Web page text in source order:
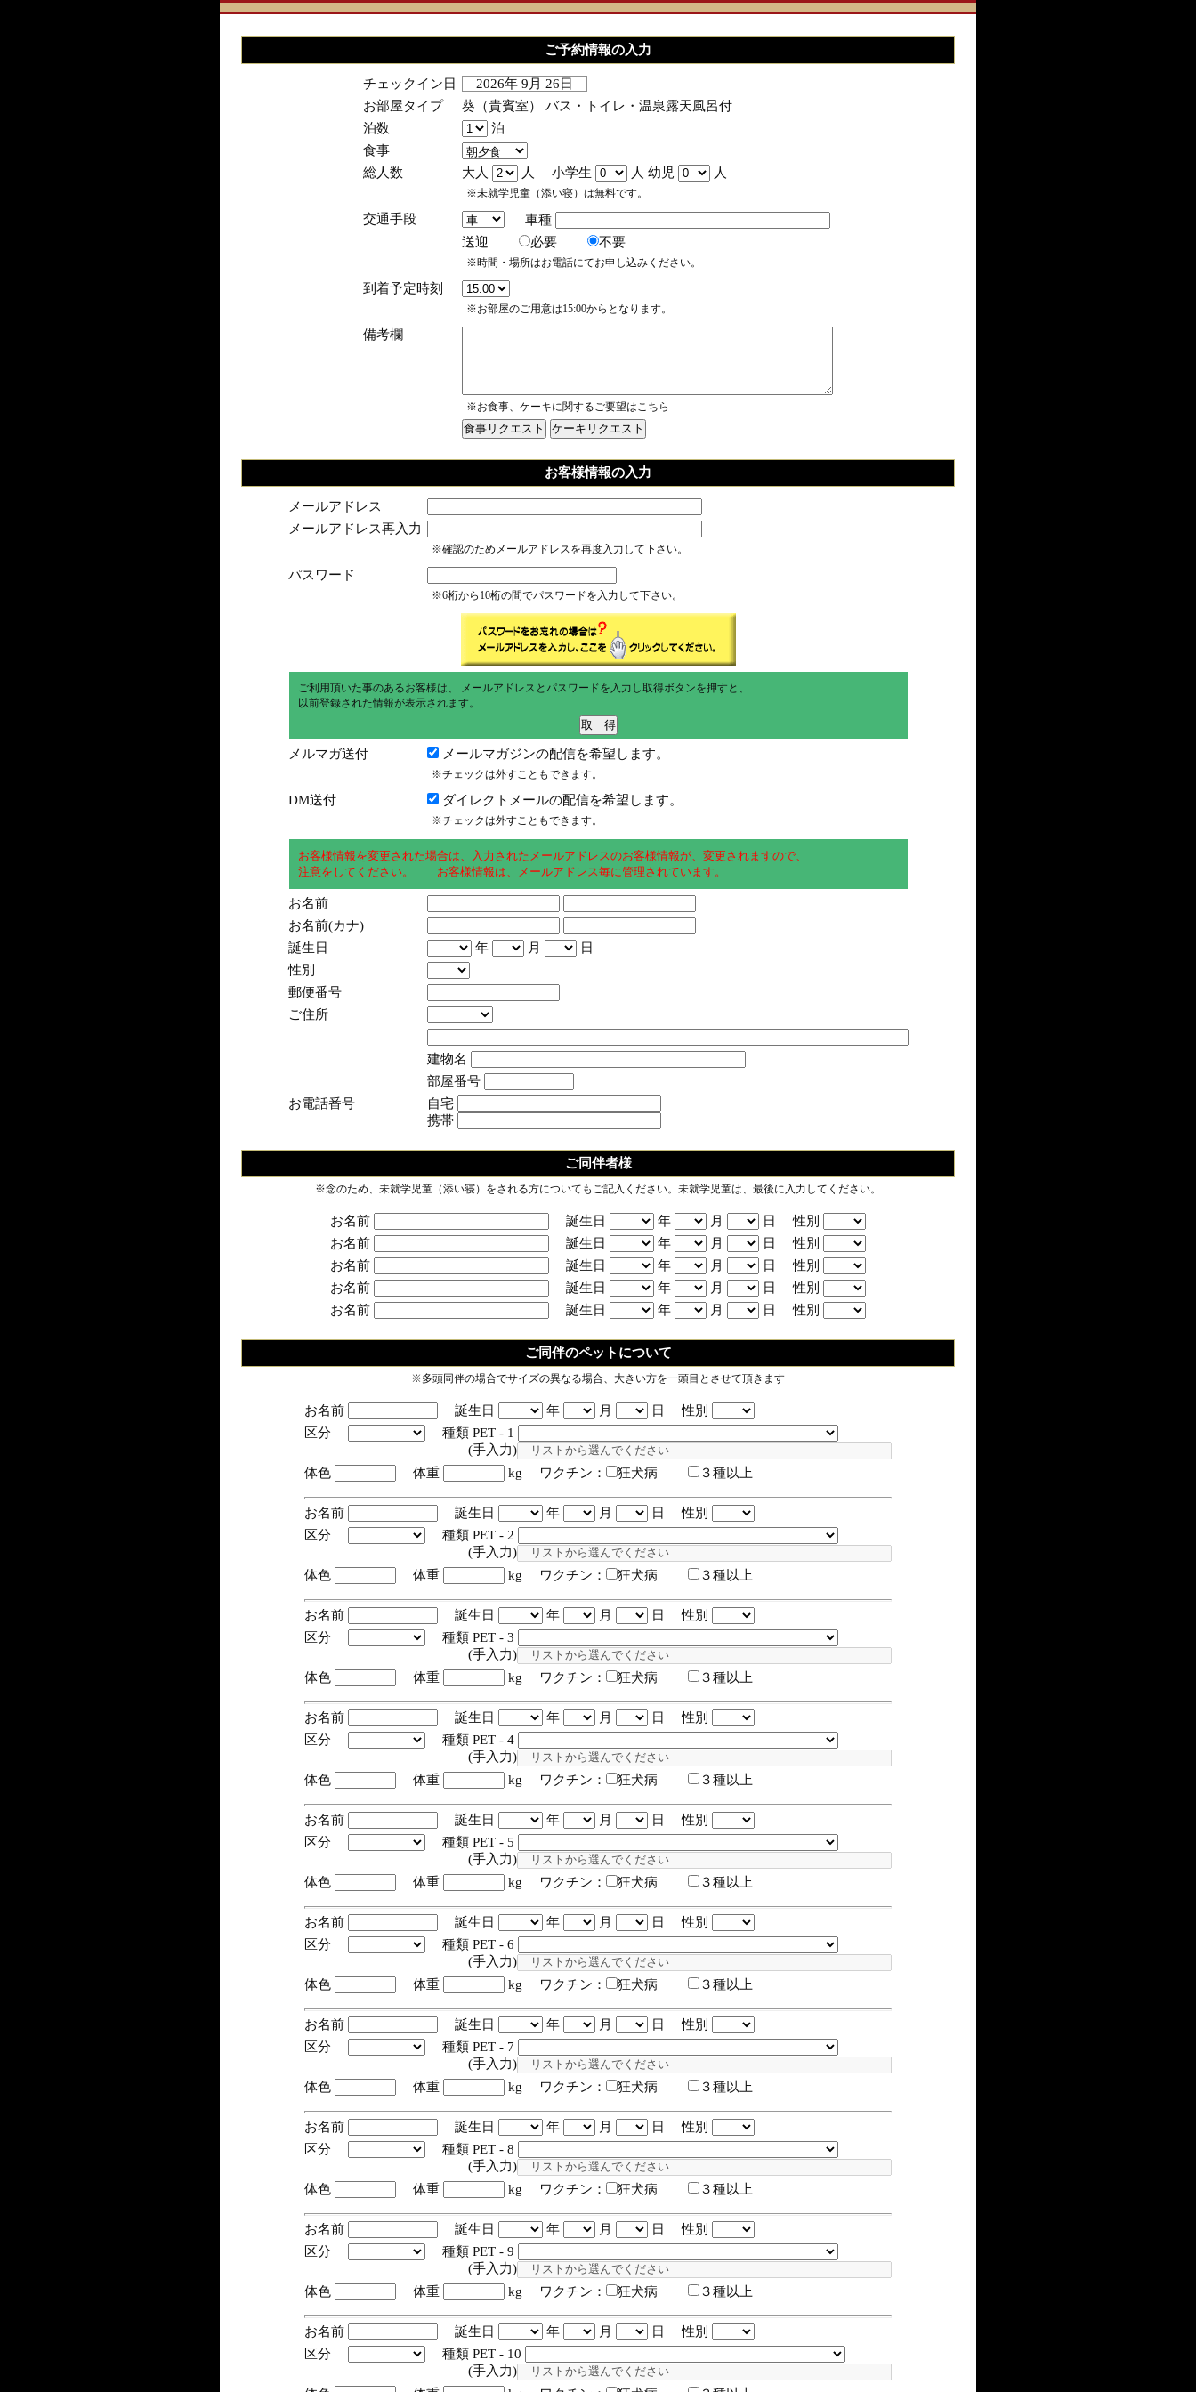
ご予約情報の入力
チェックイン日
2026年 9月 26日
お部屋タイプ
葵（貴賓室） バス・トイレ・温泉露天風呂付
泊数
泊
食事
総人数
大人 人 小学生 人 幼児 人
※未就学児童（添い寝）は無料です。
交通手段
車種
送迎
必要 不要
※時間・場所はお電話にてお申し込みください。
到着予定時刻
※お部屋のご用意は15:00からとなります。
備考欄
※お食事、ケーキに関するご要望はこちら
お客様情報の入力
メールアドレス
メールアドレス再入力
※確認のためメールアドレスを再度入力して下さい。
パスワード
※6桁から10桁の間でパスワードを入力して下さい。
ご利用頂いた事のあるお客様は、 メールアドレスとパスワードを入力し取得ボタンを押すと、
以前登録された情報が表示されます。
メルマガ送付 メールマガジンの配信を希望します。
※チェックは外すこともできます。
DM送付 ダイレクトメールの配信を希望します。
※チェックは外すこともできます。
お客様情報を変更された場合は、入力されたメールアドレスのお客様情報が、変更されますので、
注意をしてください。 お客様情報は、メールアドレス毎に管理されています。
お名前
お名前(カナ)
誕生日
年 月
日
性別
郵便番号
ご住所
建物名
部屋番号
お電話番号
自宅
携帯
ご同伴者様
※念のため、未就学児童（添い寝）をされる方についてもご記入ください。未就学児童は、最後に入力してください。
お名前 誕生日 年 月
日 性別
お名前
誕生日 年 月
日 性別
お名前
誕生日 年 月
日 性別
お名前
誕生日 年 月
日 性別
お名前
誕生日 年 月 日 性別
ご同伴のペットについて
※多頭同伴の場合でサイズの異なる場合、大きい方を一頭目とさせて頂きます
お名前 誕生日 年 月
日 性別
区分
種類 PET - 1
(手入力)
体色
体重 kg ワクチン： 狂犬病 ３種以上
お名前 誕生日 年 月
日 性別
区分
種類 PET - 2
(手入力)
体色
体重 kg ワクチン： 狂犬病 ３種以上
お名前 誕生日 年 月
日 性別
区分
種類 PET - 3
(手入力)
体色
体重 kg ワクチン： 狂犬病 ３種以上
お名前 誕生日 年 月
日 性別
区分
種類 PET - 4
(手入力)
体色
体重 kg ワクチン： 狂犬病 ３種以上
お名前 誕生日 年 月
日 性別
区分
種類 PET - 5
(手入力)
体色
体重 kg ワクチン： 狂犬病 ３種以上
お名前 誕生日 年 月
日 性別
区分
種類 PET - 6
(手入力)
体色
体重 kg ワクチン： 狂犬病 ３種以上
お名前 誕生日 年 月
日 性別
区分
種類 PET - 7
(手入力)
体色
体重 kg ワクチン： 狂犬病 ３種以上
お名前 誕生日 年 月
日 性別
区分
種類 PET - 8
(手入力)
体色
体重 kg ワクチン： 狂犬病 ３種以上
お名前 誕生日 年 月
日 性別
区分
種類 PET - 9
(手入力)
体色
体重 kg ワクチン： 狂犬病 ３種以上
お名前 誕生日 年 月
日 性別
区分
種類 PET - 10
(手入力)